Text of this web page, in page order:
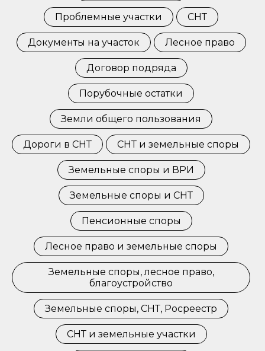
Проблемные участки СНТ
Документы на участок Лесное право
Договор подряда
Порубочные остатки
Земли общего пользования
Дороги в СНТ СНТ и земельные споры
Земельные споры и ВРИ
Земельные споры и СНТ
Пенсионные споры
Лесное право и земельные споры
Земельные споры, лесное право,
благоустройство
Земельные споры, СНТ, Росреестр
СНТ и земельные участки